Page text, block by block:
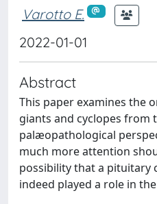
Varotto E.
2022-01-01
Abstract
This paper examines the
giants and cyclopes
palæopathological
much more attention
possibility that a pituitary
indeed played a role in